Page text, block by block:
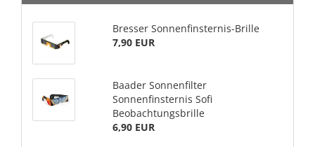
Bresser Sonnenfinsternis-Brille
7,90 EUR
Baader Sonnenfilter
Sonnenfinsternis Sofi
Beobachtungsbrille
6,90 EUR